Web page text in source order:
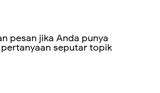
pesan jika Anda punya
seputar topik